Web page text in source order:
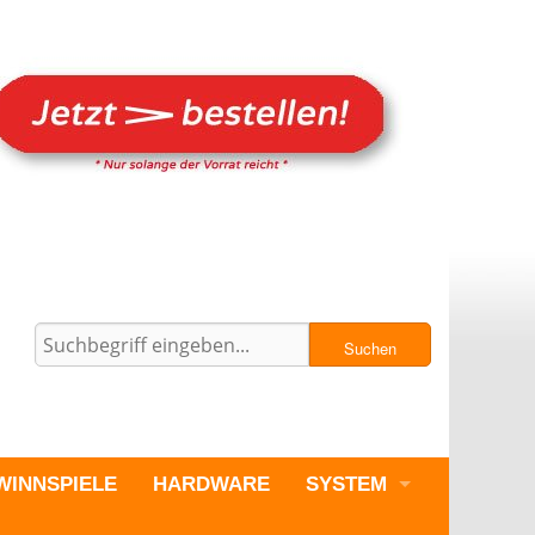
Suchen
HARDWARE SYSTEM